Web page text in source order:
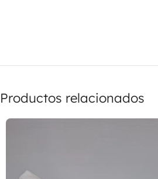
Productos relacionados